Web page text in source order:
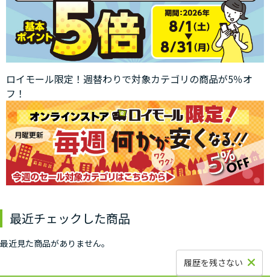
ロイモール限定！週替わりで対象カテゴリの商品が5％オ
フ！
最近チェックした商品
最近見た商品がありません。
履歴を残さない